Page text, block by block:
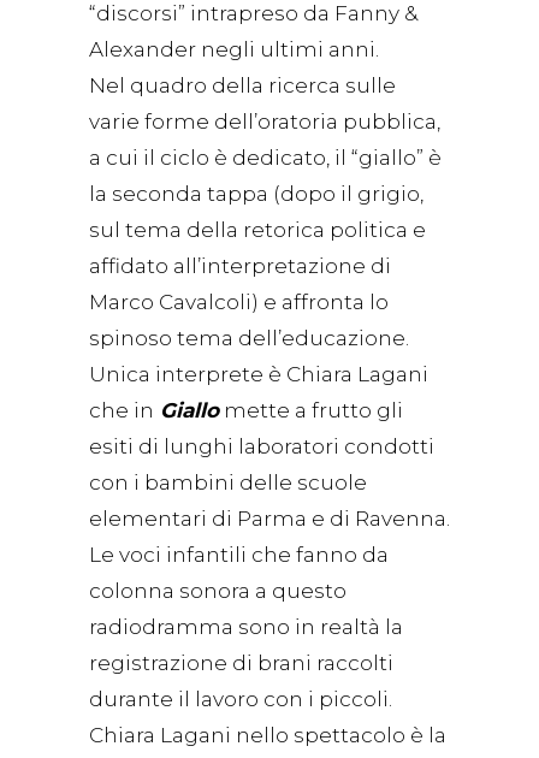
“discorsi” intrapreso da Fanny &
Alexander negli ultimi anni.
Nel quadro della ricerca sulle
varie forme dell’oratoria pubblica,
a cui il ciclo è dedicato, il “giallo” è
la seconda tappa (dopo il grigio,
sul tema della retorica politica e
affidato all’interpretazione di
Marco Cavalcoli) e affronta lo
spinoso tema dell’educazione.
Unica interprete è Chiara Lagani
che in Giallo mette a frutto gli
esiti di lunghi laboratori condotti
con i bambini delle scuole
elementari di Parma e di Ravenna.
Le voci infantili che fanno da
colonna sonora a questo
radiodramma sono in realtà la
registrazione di brani raccolti
durante il lavoro con i piccoli.
Chiara Lagani nello spettacolo è la